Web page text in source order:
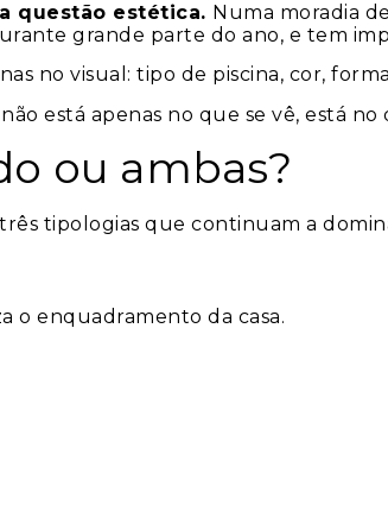
questão estética. Numa moradia
grande parte do ano, e tem
no visual: tipo de piscina, cor,
está apenas no que se vê, está
ou ambas?
tipologias que continuam a
o enquadramento da casa.